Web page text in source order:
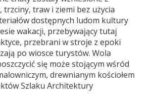
trzciny, traw i ziemi bez użycia
dostępnych ludom kultury
wakacji, przebywający tutaj
przebrani w stroje z epoki
po wiosce turystów. Wola
się może stojącym wśród
drewnianym kościołem
Szlaku Architektury